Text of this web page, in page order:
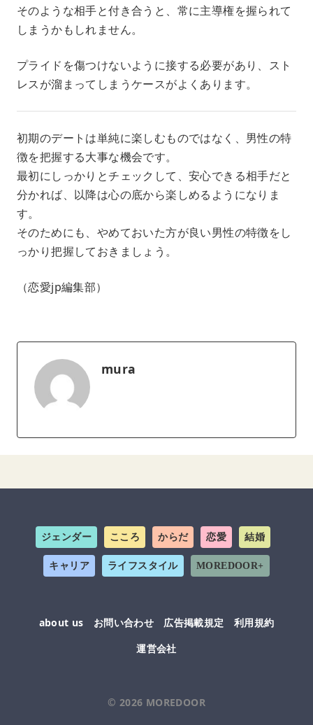
そのような相手と付き合うと、常に主導権を握られて
しまうかもしれません。
プライドを傷つけないように接する必要があり、スト
レスが溜まってしまうケースがよくあります。
初期のデートは単純に楽しむものではなく、男性の特
徴を把握する大事な機会です。
最初にしっかりとチェックして、安心できる相手だと
分かれば、以降は心の底から楽しめるようになりま
す。
そのためにも、やめておいた方が良い男性の特徴をし
っかり把握しておきましょう。
（恋愛jp編集部）
mura
ジェンダー こころ からだ 恋愛 結婚
キャリア ライフスタイル MOREDOOR+
about us お問い合わせ 広告掲載規定
利用規約
運営会社
© 2026 MOREDOOR